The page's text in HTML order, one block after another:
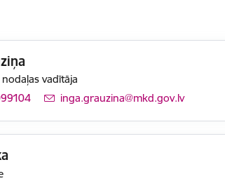
vadītāja
E-pasts:
inga.grauzina@mkd.gov.lv